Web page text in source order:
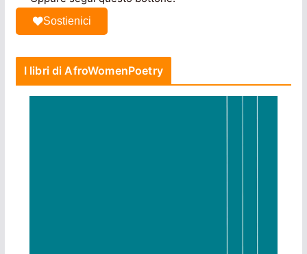
Sostienici
I libri di AfroWomenPoetry